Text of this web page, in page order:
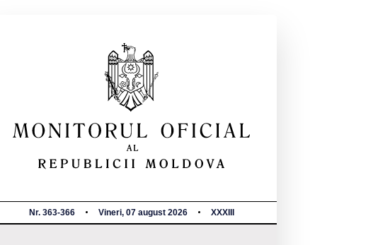
Nr. 363-366 Vineri, 07 august 2026 XXXIII